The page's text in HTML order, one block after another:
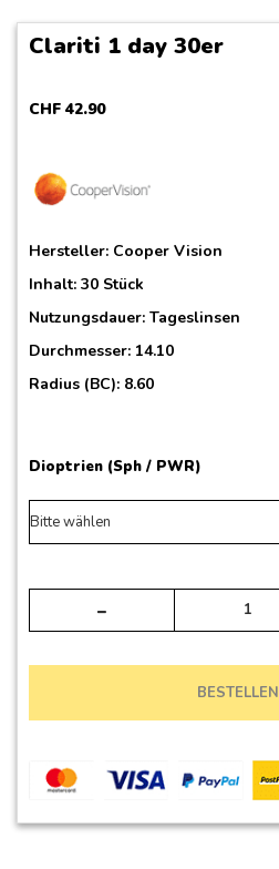
Clariti 1 day 30er
CHF 42.90
Hersteller: Cooper Vision
Inhalt: 30 Stück
Nutzungsdauer: Tageslinsen
Durchmesser: 14.10
Radius (BC): 8.60
Dioptrien (Sph / PWR)
BESTELLEN